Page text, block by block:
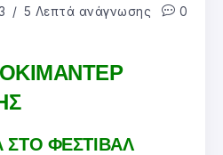
5 Λεπτά ανάγνωσης 0
ΣΤΟ ΦΕΣΤΙΒΑΛ